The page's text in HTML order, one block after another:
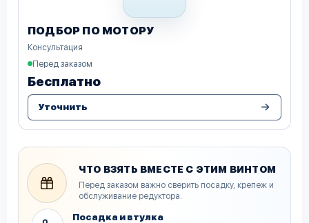
ПОДБОР ПО МОТОРУ
Консультация
Перед заказом
Бесплатно
Уточнить
ЧТО ВЗЯТЬ ВМЕСТЕ С ЭТИМ ВИНТОМ
Перед заказом важно сверить посадку, крепеж и
обслуживание редуктора.
Посадка и втулка